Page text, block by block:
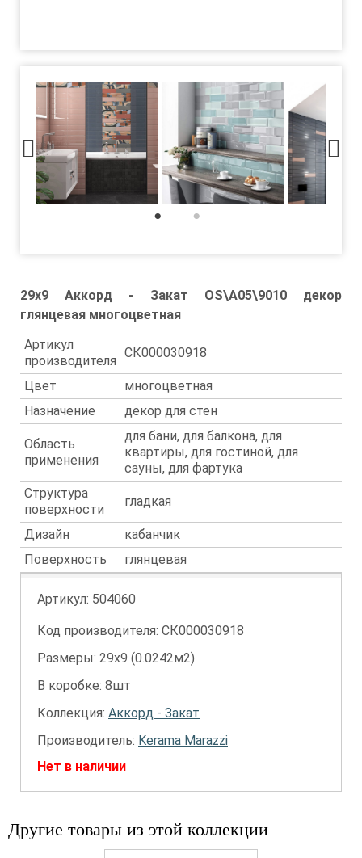
29x9 Аккорд - Закат OS\A05\9010 декор
глянцевая многоцветная
Артикул
производителя
СК000030918
Цвет
многоцветная
Назначение
декор для стен
Область
применения
для бани, для балкона, для
квартиры, для гостиной, для
сауны, для фартука
Структура
поверхности
гладкая
Дизайн
кабанчик
Поверхность
глянцевая
Артикул: 504060
Код производителя: СК000030918
Размеры: 29х9 (0.0242м2)
В коробке: 8шт
Коллекция: Аккорд - Закат
Производитель: Kerama Marazzi
Нет в наличии
Другие товары из этой коллекции